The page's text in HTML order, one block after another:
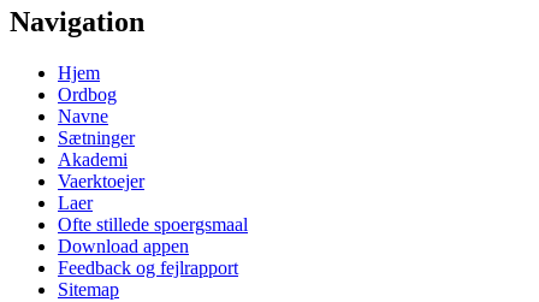
Navigation
Hjem
Ordbog
Navne
Sætninger
Akademi
Vaerktoejer
Laer
Ofte stillede spoergsmaal
Download appen
Feedback og fejlrapport
Sitemap